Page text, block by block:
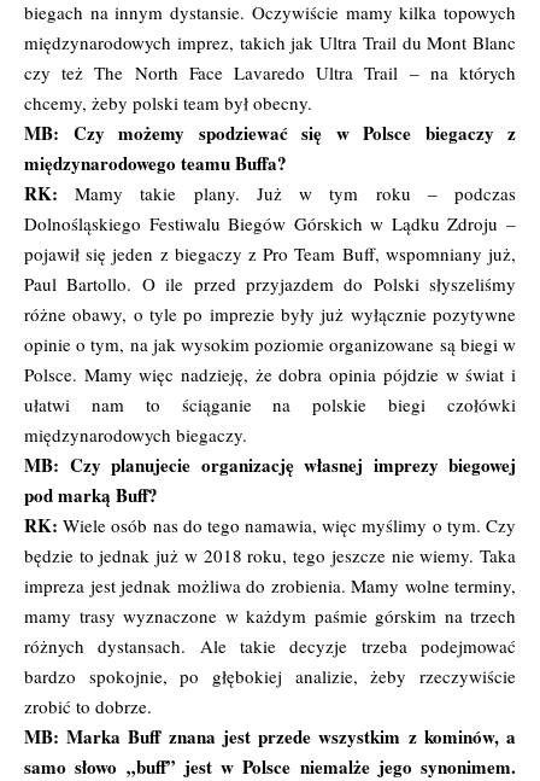
biegach na innym dystansie. Oczywiście mamy kilka topowych
międzynarodowych imprez, takich jak Ultra Trail du Mont Blanc
czy też The North Face Lavaredo Ultra Trail – na których
chcemy, żeby polski team był obecny.
MB: Czy możemy spodziewać się w Polsce biegaczy z
międzynarodowego teamu Buffa?
RK: Mamy takie plany. Już w tym roku – podczas
Dolnośląskiego Festiwalu Biegów Górskich w Lądku Zdroju –
pojawił się jeden z biegaczy z Pro Team Buff, wspomniany już,
Paul Bartollo. O ile przed przyjazdem do Polski słyszeliśmy
różne obawy, o tyle po imprezie były już wyłącznie pozytywne
opinie o tym, na jak wysokim poziomie organizowane są biegi w
Polsce. Mamy więc nadzieję, że dobra opinia pójdzie w świat i
ułatwi nam to ściąganie na polskie biegi czołówki
międzynarodowych biegaczy.
MB: Czy planujecie organizację własnej imprezy biegowej
pod marką Buff?
RK: Wiele osób nas do tego namawia, więc myślimy o tym. Czy
będzie to jednak już w 2018 roku, tego jeszcze nie wiemy. Taka
impreza jest jednak możliwa do zrobienia. Mamy wolne terminy,
mamy trasy wyznaczone w każdym paśmie górskim na trzech
różnych dystansach. Ale takie decyzje trzeba podejmować
bardzo spokojnie, po głębokiej analizie, żeby rzeczywiście
zrobić to dobrze.
MB: Marka Buff znana jest przede wszystkim z kominów, a
samo słowo „buff” jest w Polsce niemalże jego synonimem.